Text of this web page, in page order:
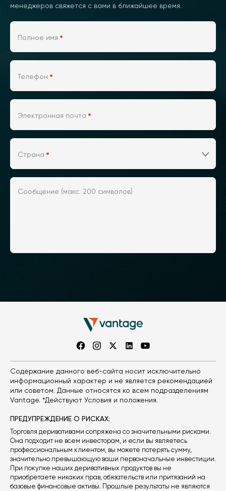
менеджеров свяжется с вами в ближайшее время.
Полное имя *
Телефон *
Электронная почта *
Страна *
Сообщение (макс. 200 символов)
Содержание данного веб-сайта носит исключительно
информационный характер и не является рекомендацией
или советом. Данные относятся ко всем подразделениям
Vantage. *Действуют Условия и положения.
ПРЕДУПРЕЖДЕНИЕ О РИСКАХ:
Торговля деривативами сопряжена со значительными рисками.
Она подходит не всем инвесторам, и если вы являетесь
профессиональным клиентом, вы можете потерять сумму,
значительно превышающую ваши первоначальные инвестиции.
При покупке наших деривативных продуктов вы не
приобретаете никаких прав, обязательств или притязаний на
базовые финансовые активы. Прошлые результаты не являются